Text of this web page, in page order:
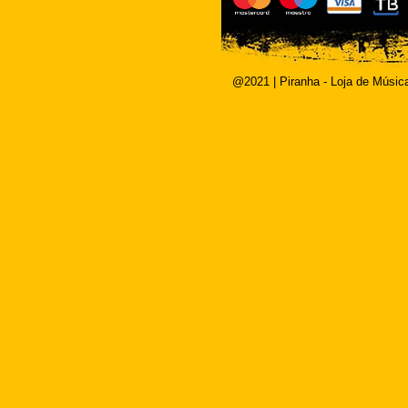
@2021 | Piranha - Loja de